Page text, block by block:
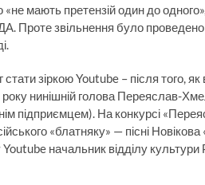
мають претензій один до
Проте звільнення було
стати зіркою Youtube – після того,
нинішній голова Переяслав-
підприємцем). На конкурсі
«блатняку» — пісні
начальник відділу